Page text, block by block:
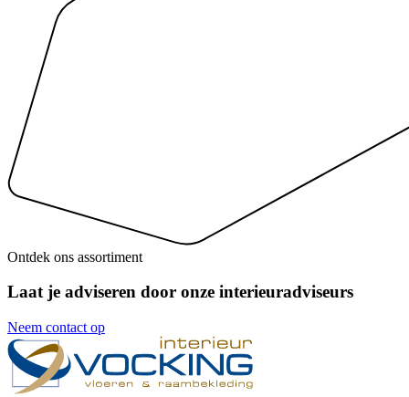
Ontdek ons assortiment
Laat je adviseren door onze interieuradviseurs
Neem contact op